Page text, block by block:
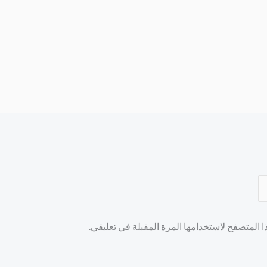
لاستخدامها المرة المقبلة في تعليقي.